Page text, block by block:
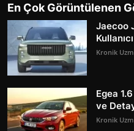
En Çok Görüntülenen
Jaecoo
Kronik
Egea
ve
Kronik